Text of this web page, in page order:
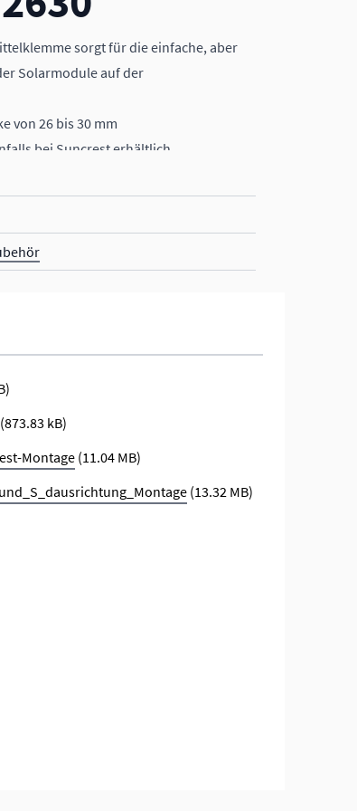
sorgt für die einfache, aber
Solarmodule auf der
von 26 bis 30 mm
bei Suncrest erhältlich
(873.83 kB)
Montage (11.04 MB)
(13.32 MB)